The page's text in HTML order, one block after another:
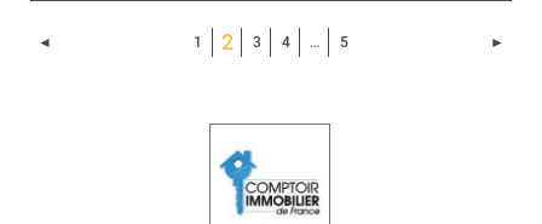
◄ 1 2 (Page courante)
3 4 … 5 ►